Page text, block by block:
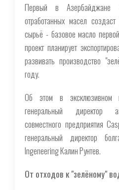
Первый в Азербайджане
отработанных масел создаст
сырьё - базовое масло
проект планирует
развивать производство
году.
Об этом в эксклюзивном
генеральный директор
совместного предприятия
генеральный директор
Ingeneering Калин Рунтев.
От отходов к "зелёному"